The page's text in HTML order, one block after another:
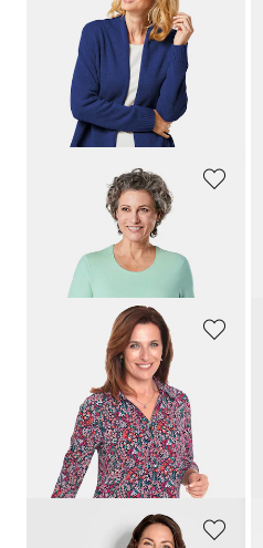
Tricot jasje van merinowol
139,95 €
+ 5
Laagste prijs van de afgelopen 30
dagen**: 109,95 €
(-18%)
Basic shirt van puur katoen
+ 5
59,95 €
Laagste prijs van de afgelopen 30
dagen**: 49,95 € (-10%)